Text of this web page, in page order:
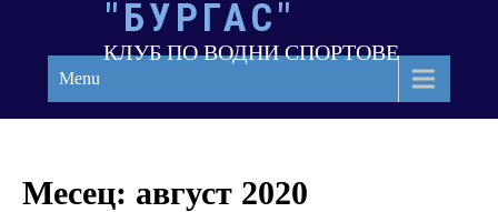
"БУРГАС"
КЛУБ ПО ВОДНИ СПОРТОВЕ
Menu
Месец: август 2020